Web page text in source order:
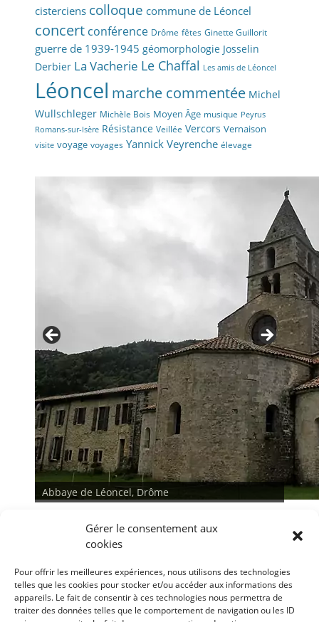
Gérer le consentement aux
cookies
Pour offrir les meilleures expériences, nous utilisons des technologies
telles que les cookies pour stocker et/ou accéder aux informations des
appareils. Le fait de consentir à ces technologies nous permettra de
traiter des données telles que le comportement de navigation ou les ID
cisterciens colloque commune de Léoncel
concert conférence Drôme fêtes Ginette Guillorit
guerre de 1939-1945 géomorphologie Josselin
Derbier La Vacherie Le Chaffal Les amis de Léoncel
Léoncel marche commentée Michel
Wullschleger Michèle Bois Moyen Âge musique Peyrus
Romans-sur-Isère Résistance Veillée Vercors Vernaison
visite voyage voyages Yannick Veyrenche élevage
Abbaye de Léoncel, Drôme
Abbaye de Léoncel, Drôme
< >